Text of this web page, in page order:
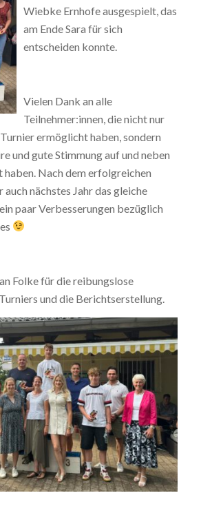
Wiebke Ernhofe ausgespielt, das
am Ende Sara für sich
entscheiden konnte.
Vielen Dank an alle
Teilnehmer:innen, die nicht nur
ermöglicht haben, sondern
und gute Stimmung auf und neben
Nach dem erfolgreichen
nächstes Jahr das gleiche
paar Verbesserungen bezüglich
Folke für die reibungslose
und die Berichtserstellung.